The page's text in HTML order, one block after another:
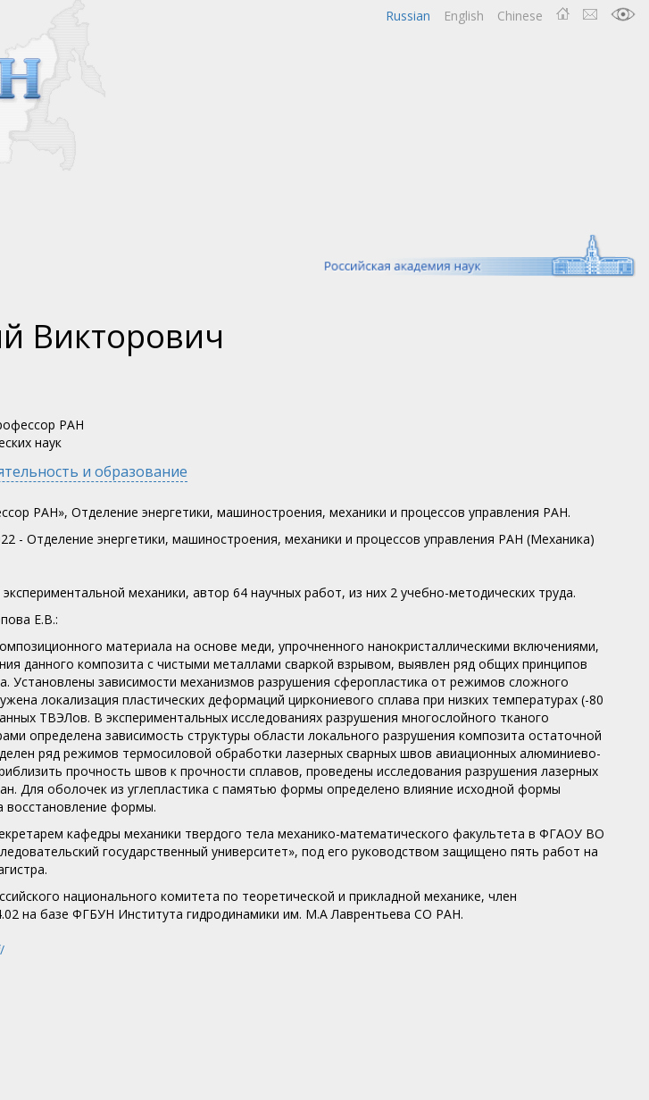
Chinese
English
Russian
Викторович
РАН
наук
и образование
РАН», Отделение энергетики, машиностроения, механики и процессов управления РАН.
- Отделение энергетики, машиностроения, механики и процессов управления РАН (Механика)
механики, автор 64 научных работ, из них 2 учебно-методических труда.
Е.В.:
материала на основе меди, упрочненного нанокристаллическими включениями,
данного композита с чистыми металлами сваркой взрывом, выявлен ряд общих принципов
Установлены зависимости механизмов разрушения сферопластика от режимов сложного
локализация пластических деформаций циркониевого сплава при низких температурах (-80
ТВЭЛов. В экспериментальных исследованиях разрушения многослойного тканого
определена зависимость структуры области локального разрушения композита остаточной
ряд режимов термосиловой обработки лазерных сварных швов авиационных алюминиево-
прочность швов к прочности сплавов, проведены исследования разрушения лазерных
Для оболочек из углепластика с памятью формы определено влияние исходной формы
восстановление формы.
кафедры механики твердого тела механико-математического факультета в ФГАОУ ВО
государственный университет», под его руководством защищено пять работ на
национального комитета по теоретической и прикладной механике, член
на базе ФГБУН Института гидродинамики им. М.А Лаврентьева СО РАН.